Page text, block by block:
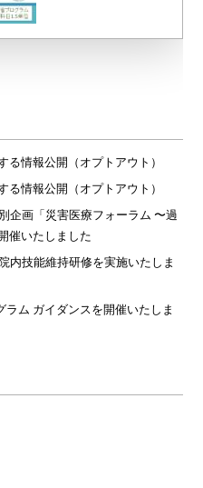
る情報公開（オプトアウト）
る情報公開（オプトアウト）
企画「災害医療フォーラム 〜過
催いたしました
内技能維持研修を実施いたしま
ム ガイダンスを開催いたしま